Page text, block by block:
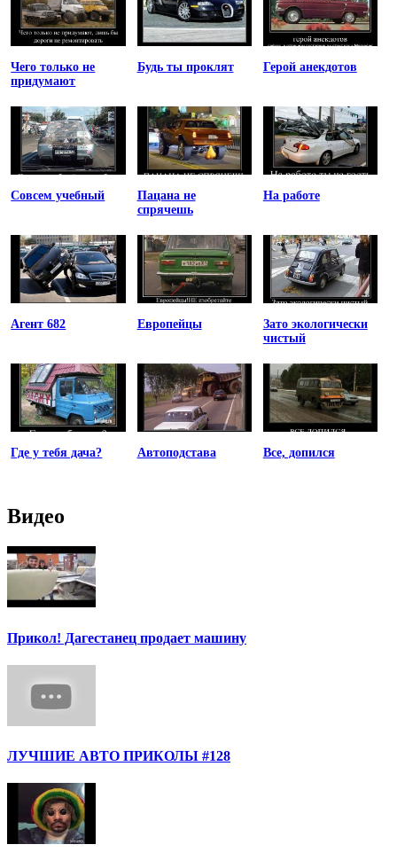
Чего только не
придумают
Будь ты проклят Герой анекдотов
Совсем учебный
Пацана не
спрячешь
На работе
Агент 682 Европейцы
Зато экологически
чистый
Где у тебя дача? Автоподстава Все, допился
Видео
Прикол! Дагестанец продает машину
ЛУЧШИЕ АВТО ПРИКОЛЫ #128